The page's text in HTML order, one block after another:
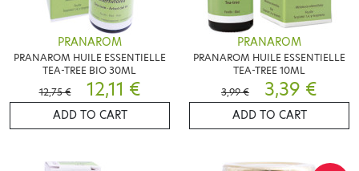
PRANAROM
PRANAROM HUILE ESSENTIELLE
TEA-TREE BIO 30ML
12,75 €
12,11 €
ADD TO CART
PRANAROM
PRANAROM HUILE ESSENTIELLE
TEA-TREE 10ML
3,99 €
3,39 €
ADD TO CART